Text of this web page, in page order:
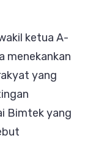
ketua A-
menekankan
yang
Bimtek yang